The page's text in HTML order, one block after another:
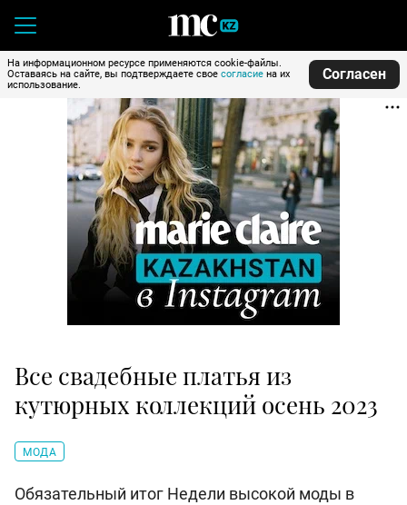
На информационном ресурсе применяются cookie-файлы.
Оставаясь на сайте, вы подтверждаете свое согласие на их
использование.
Согласен
Все свадебные платья из
кутюрных коллекций осень 2023
МОДА
Обязательный итог Недели высокой моды в